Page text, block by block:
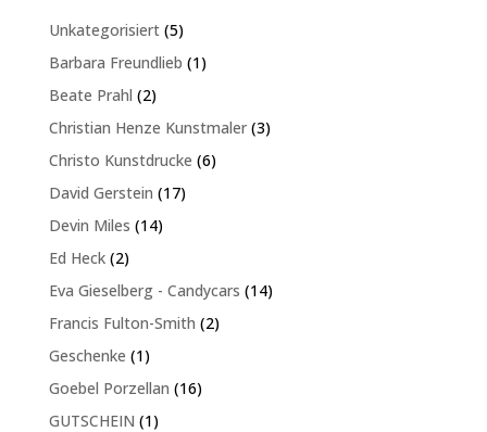
Unkategorisiert 55
Produkte
Barbara Freundlieb 11
Beate Prahl 22
Produkte
Christian Henze Kunstmaler 33
Christo Kunstdrucke 66
David Gerstein 1717
Devin Miles 1414
Ed Heck 22
Produkte
Eva Gieselberg - Candycars 1414
Francis Fulton-Smith 22
Geschenke 11
Produkt
Goebel Porzellan 1616
GUTSCHEIN 11